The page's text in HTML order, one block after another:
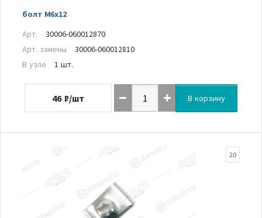
болт М6х12
Арт.
30006-060012870
Арт. замены
30006-060012810
В узле
1 шт.
46 ₽/шт В корзину
20